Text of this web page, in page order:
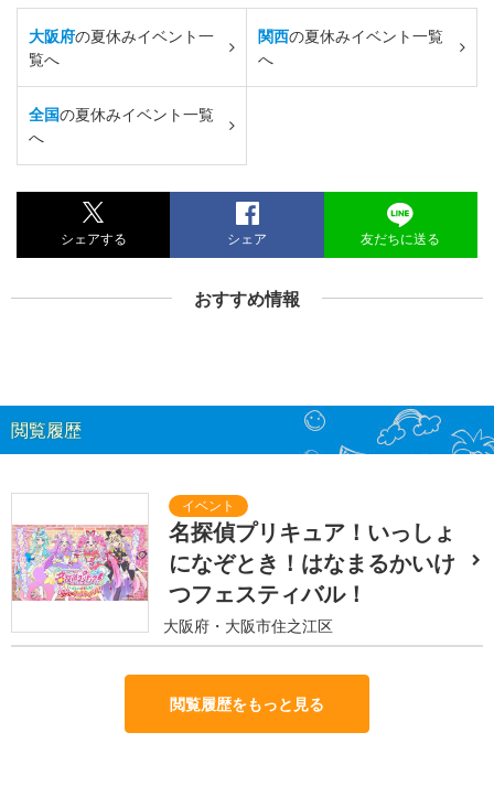
大阪府の夏休みイベント一
覧へ
関西の夏休みイベント一覧
へ
全国の夏休みイベント一覧
へ
シェアする シェア 友だちに送る
おすすめ情報
閲覧履歴
名探偵プリキュア！いっしょ
になぞとき！はなまるかいけ
つフェスティバル！
大阪府・大阪市住之江区
閲覧履歴をもっと見る